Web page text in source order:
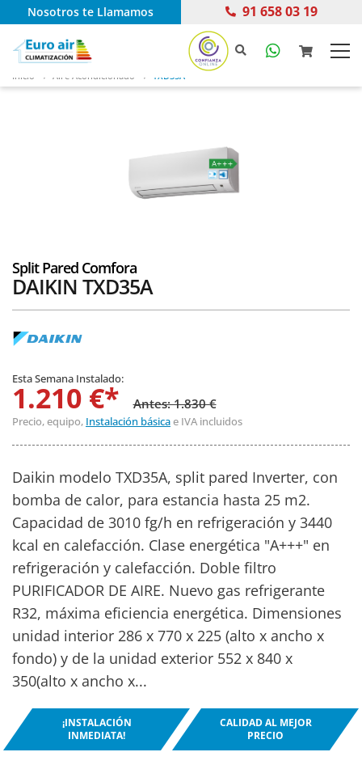
Nosotros te Llamamos 91 658 03 19
Inicio Aire Acondicionado TXD35A
Split Pared Comfora
DAIKIN TXD35A
Esta Semana Instalado:
1.210 €* Antes: 1.830 €
Precio, equipo, Instalación básicae IVA incluidos
Daikin modelo TXD35A, split pared Inverter, con
bomba de calor, para estancia hasta 25 m2.
Capacidad de 3010 fg/h en refrigeración y 3440
kcal en calefacción. Clase energética "A+++" en
refrigeración y calefacción. Doble filtro
PURIFICADOR DE AIRE. Nuevo gas refrigerante
R32, máxima eficiencia energética. Dimensiones
unidad interior 286 x 770 x 225 (alto x ancho x
fondo) y de la unidad exterior 552 x 840 x
350(alto x ancho x...
¡INSTALACIÓN
INMEDIATA!
CALIDAD AL MEJOR
PRECIO